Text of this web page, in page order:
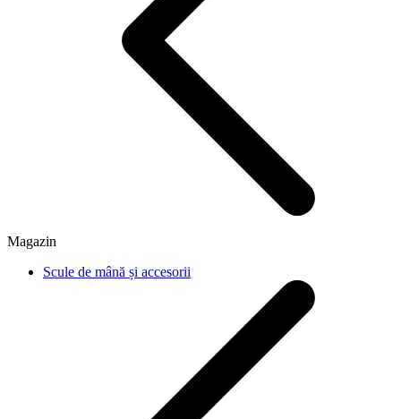
Magazin
Scule de mână și accesorii